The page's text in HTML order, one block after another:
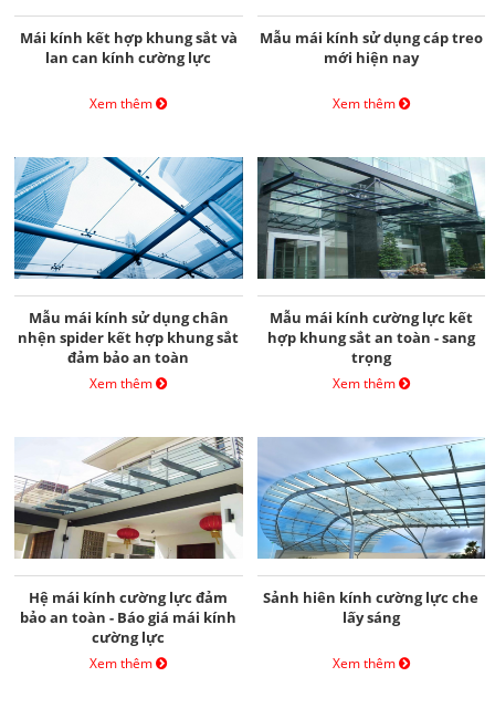
Mái kính kết hợp khung sắt và
lan can kính cường lực
Xem thêm
Mẫu mái kính sử dụng cáp treo
mới hiện nay
Xem thêm
Mẫu mái kính sử dụng chân
nhện spider kết hợp khung sắt
đảm bảo an toàn
Xem thêm
Mẫu mái kính cường lực kết
hợp khung sắt an toàn - sang
trọng
Xem thêm
Hệ mái kính cường lực đảm
bảo an toàn - Báo giá mái kính
cường lực
Xem thêm
Sảnh hiên kính cường lực che
lấy sáng
Xem thêm